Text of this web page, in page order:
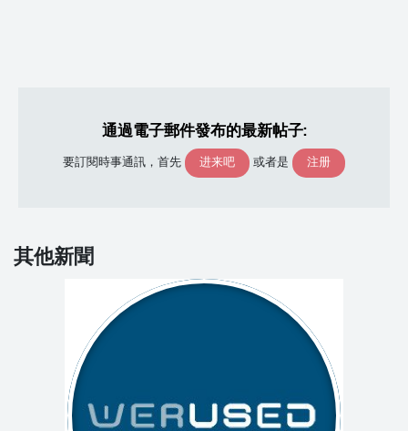
通過電子郵件發布的最新帖子:
要訂閱時事通訊，首先 进来吧 或者是 注册
其他新聞